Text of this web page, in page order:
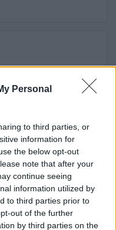
Personal
to third parties, or
information for
the below opt-out
note that after your
continue seeing
information utilized by
to third parties prior to
out of the further
by third parties on the
(Guest